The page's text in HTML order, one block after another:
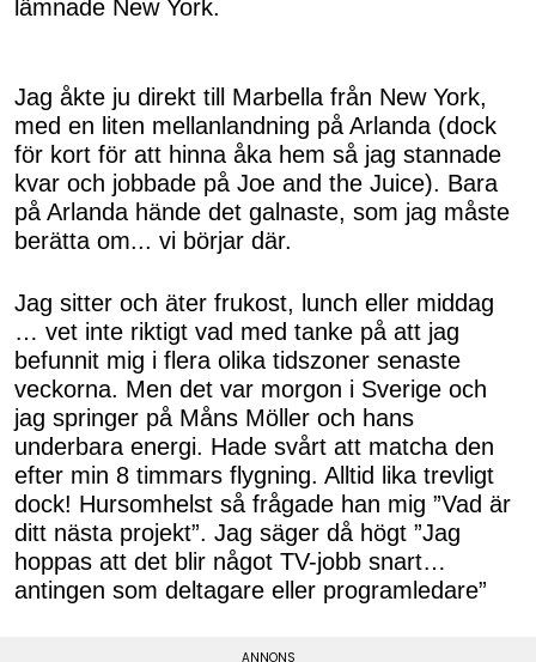
lämnade New York.
Jag åkte ju direkt till Marbella från New York,
med en liten mellanlandning på Arlanda (dock
för kort för att hinna åka hem så jag stannade
kvar och jobbade på Joe and the Juice). Bara
på Arlanda hände det galnaste, som jag måste
berätta om... vi börjar där.
Jag sitter och äter frukost, lunch eller middag
… vet inte riktigt vad med tanke på att jag
befunnit mig i flera olika tidszoner senaste
veckorna. Men det var morgon i Sverige och
jag springer på Måns Möller och hans
underbara energi. Hade svårt att matcha den
efter min 8 timmars flygning. Alltid lika trevligt
dock! Hursomhelst så frågade han mig ”Vad är
ditt nästa projekt”. Jag säger då högt ”Jag
hoppas att det blir något TV-jobb snart…
antingen som deltagare eller programledare”